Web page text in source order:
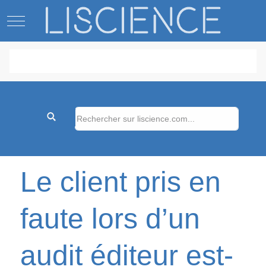
Mobile Menu Toggle
Le client pris en
faute lors d’un
audit éditeur est-